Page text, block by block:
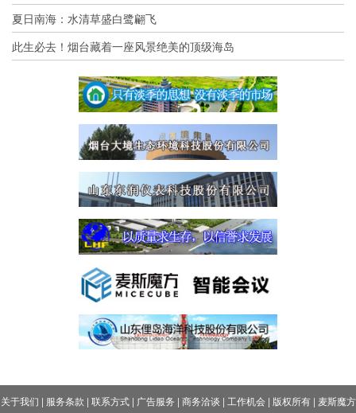
夏日南海：水清草盛白鹭翩飞
此生必去！烟台藏着一座风景绝美的顶级海岛
关于我们 | 服务条款 | 联系方式| 广告服务 | 商务洽谈 | 工作机会| 版权所有| 麦斯魔方